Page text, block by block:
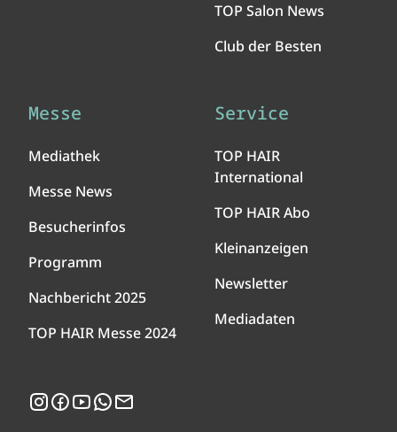
TOP Salon News
Club der Besten
Messe
Mediathek
Messe News
Besucherinfos
Programm
Nachbericht 2025
TOP HAIR Messe 2024
Service
TOP HAIR
International
TOP HAIR Abo
Kleinanzeigen
Newsletter
Mediadaten
Instagram
Facebook
YouTubeWhatsApp